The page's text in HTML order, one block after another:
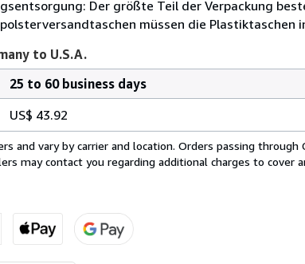
Der größte Teil der Verpackung
müssen die Plastiktaschen
to U.S.A.
25 to 60 business days
US$ 43.92
and vary by carrier and location. Orders passing
may contact you regarding additional charges to cover